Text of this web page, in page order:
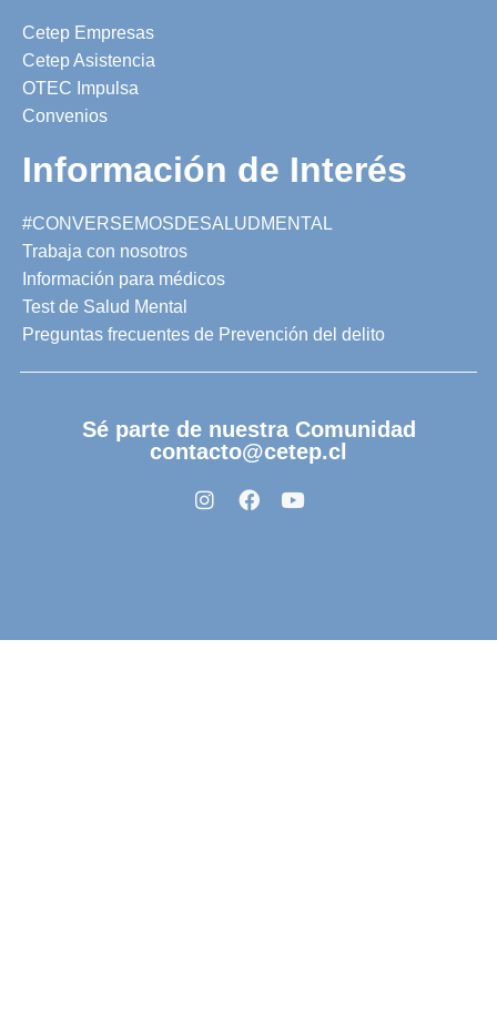
Cetep Empresas
Cetep Asistencia
OTEC Impulsa
Convenios
Información de Interés
#CONVERSEMOSDESALUDMENTAL
Trabaja con nosotros
Información para médicos
Test de Salud Mental
Preguntas frecuentes de Prevención del delito
Sé parte de nuestra Comunidad
contacto@cetep.cl